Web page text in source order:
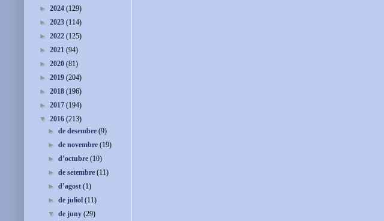
► 2024 (129)
► 2023 (114)
► 2022 (125)
► 2021 (94)
► 2020 (81)
► 2019 (204)
► 2018 (196)
► 2017 (194)
▼ 2016 (213)
►de desembre(9)
►de novembre(19)
►d’octubre(10)
►de setembre(11)
►d’agost(1)
►de juliol(11)
▼de juny(29)